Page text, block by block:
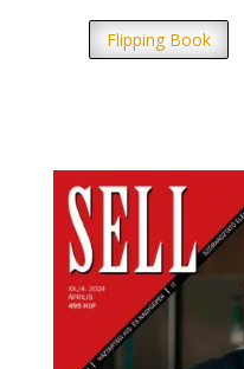
Flipping Book